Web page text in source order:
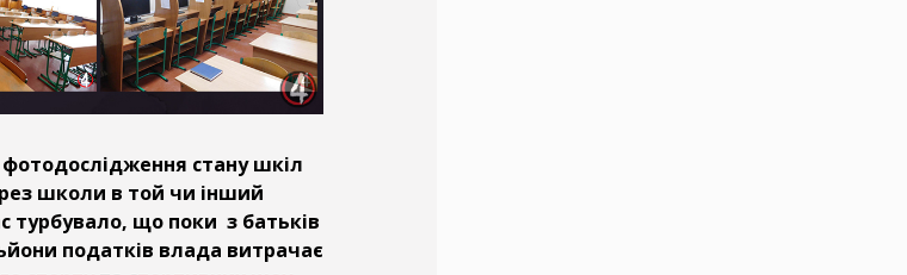
стану шкіл
школи в той чи інший
турбувало, що поки з батьків
податків влада витрачає